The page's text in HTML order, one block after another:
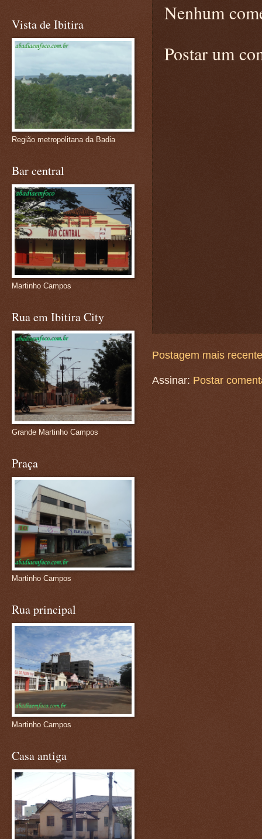
Nenhum
Postar um
Postagem mais recente
Assinar: Postar
Vista de Ibitira
Região metropolitana da Badia
Bar central
Martinho Campos
Rua em Ibitira City
Grande Martinho Campos
Praça
Martinho Campos
Rua principal
Martinho Campos
Casa antiga